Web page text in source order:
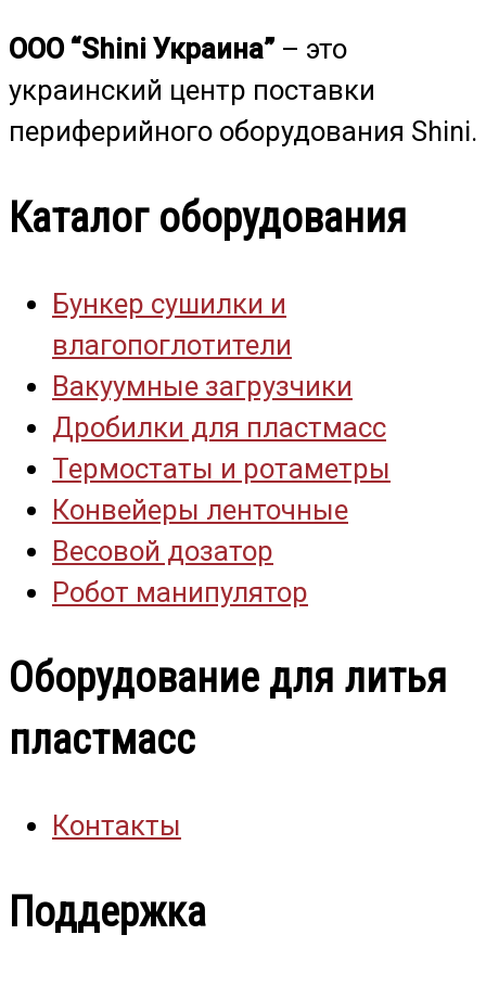
ООО “Shini Украина” – это
украинский центр поставки
периферийного оборудования Shini.
Каталог оборудования
Бункер сушилки и
влагопоглотители
Вакуумные загрузчики
Дробилки для пластмасс
Термостаты и ротаметры
Конвейеры ленточные
Весовой дозатор
Робот манипулятор
Оборудование для литья
пластмасс
Контакты
Поддержка